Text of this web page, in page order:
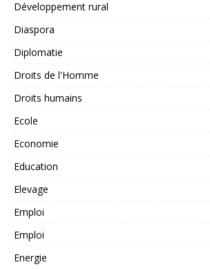
Développement rural
Diaspora
Diplomatie
Droits de l'Homme
Droits humains
Ecole
Economie
Education
Elevage
Emploi
Emploi
Energie